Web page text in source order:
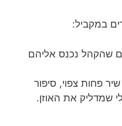
במקביל:
שהקהל נכנס אליהם
פחות צפוי, סיפור
שמדליק את האוזן.